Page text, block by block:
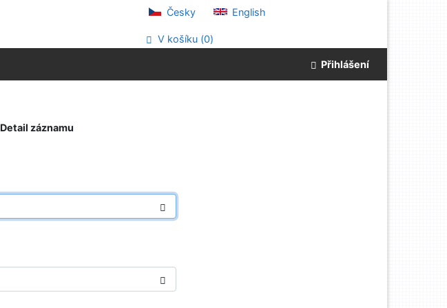
Česky English
V košíku (0)
Přihlášení
Detail záznamu